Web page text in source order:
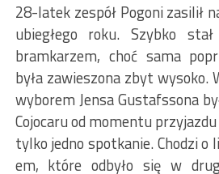
28-latek zespół Pogoni zasilił
ubiegłego roku. Szybko
bramkarzem, choć sama
była zawieszona zbyt wysoko.
wyborem Jensa Gustafssona
Cojocaru od momentu
tylko jedno spotkanie. Chodzi o
em, które odbyło się w